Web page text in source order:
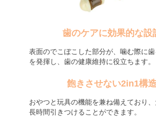
歯のケアに効果的な設
表面のでこぼこした部分が、噛む際に
を発揮し、歯の健康維持に役立ちます。
飽きさせない2in1構
おやつと玩具の機能を兼ね備えており
長時間引きつけることができます。